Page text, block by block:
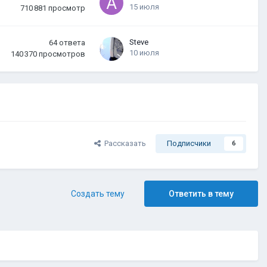
710 881 просмотр
15 июля
64 ответа
140 370 просмотров
Steve
10 июля
Рассказать Подписчики 6
Ответить в тему
Создать тему